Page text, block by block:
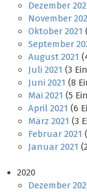
Dezember
November
Oktober 2021
September
August 2021
Juli 2021 (3
Juni 2021 (8
Mai 2021 (5
April 2021 (6
März 2021 (3
Februar 2021
Januar 2021
2020
Dezember